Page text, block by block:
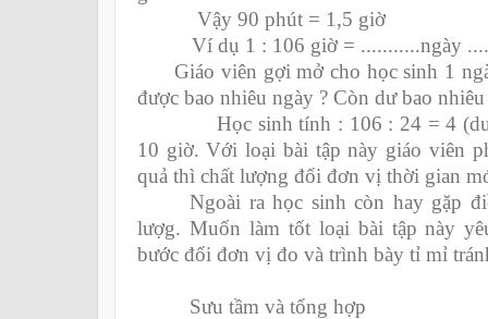
Vậy 90 phút = 1,5 giờ
Ví dụ 1 : 106 giờ = ...........ngày
Giáo viên gợi mở cho học sinh 1
được bao nhiêu ngày ? Còn dư bao
Học sinh tính : 106 : 24 = 4 (dư
10 giờ. Với loại bài tập này giáo viên
quả thì chất lượng đổi đơn vị thời gian
Ngoài ra học sinh còn hay gặp
lượg. Muốn làm tốt loại bài tập này
bước đổi đơn vị đo và trình bày tỉ mỉ
Sưu tầm và tổng hợp